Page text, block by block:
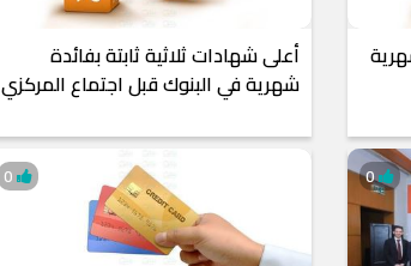
أعلى شهادات ثلاثية ثابتة بفائدة
شهرية في البنوك قبل اجتماع المركزي
0
0